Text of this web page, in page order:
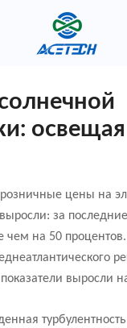
цены на
за
чем на 50
выросли